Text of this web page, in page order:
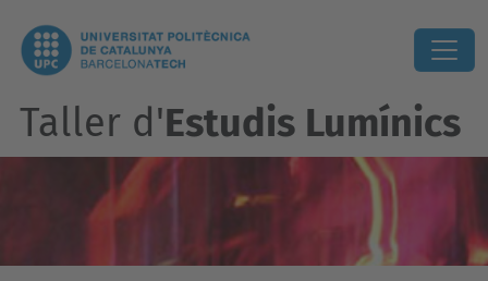
Taller d'Estudis Lumínics